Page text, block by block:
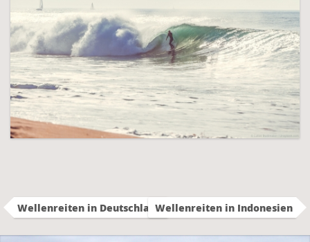
Wellenreiten in DeutschlandWellenreiten in Indonesien